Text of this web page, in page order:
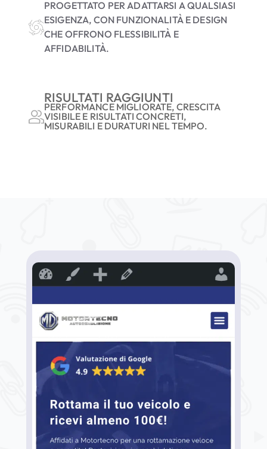
PROGETTATO PER ADATTARSI A QUALSIASI
ESIGENZA, CON FUNZIONALITÀ E DESIGN
CHE OFFRONO FLESSIBILITÀ E
AFFIDABILITÀ.
RISULTATI RAGGIUNTI
PERFORMANCE MIGLIORATE, CRESCITA
VISIBILE E RISULTATI CONCRETI,
MISURABILI E DURATURI NEL TEMPO.